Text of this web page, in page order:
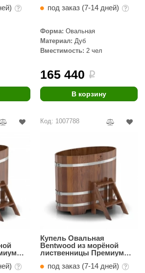
под заказ (7-14 дней)
Форма: Овальная
Материал: Дуб
Вместимость: 2 чел
165 440 i
В корзину
Код: 1007788
Купель Овальная
Bentwood из морёной
лиственницы Премиум
под заказ (7-14 дней)